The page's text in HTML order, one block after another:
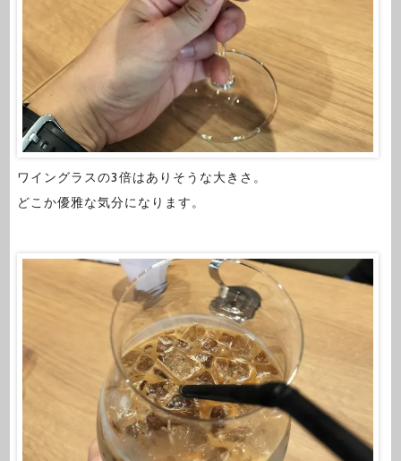
ワイングラスの3倍はありそうな大きさ。
どこか優雅な気分になります。